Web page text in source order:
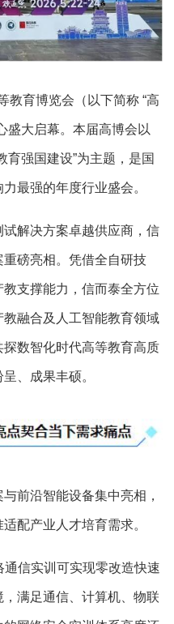
育博览会（以下简称 “高
盛大启幕。本届高博会以
育强国建设”为主题，是国
最强的年度行业盛会。
解决方案卓越供应商，信
磅亮相。凭借全自研技
支撑能力，信而泰全方位
融合及人工智能教育领域
数智化时代高等教育高质
、成果丰硕。
前沿智能设备集中亮相，
配产业人才培育需求。
信实训可实现零改造快速
满足通信、计算机、物联